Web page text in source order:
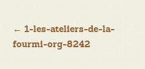
Navigation
← 1-les-ateliers-de-la-
fourmi-org-8242